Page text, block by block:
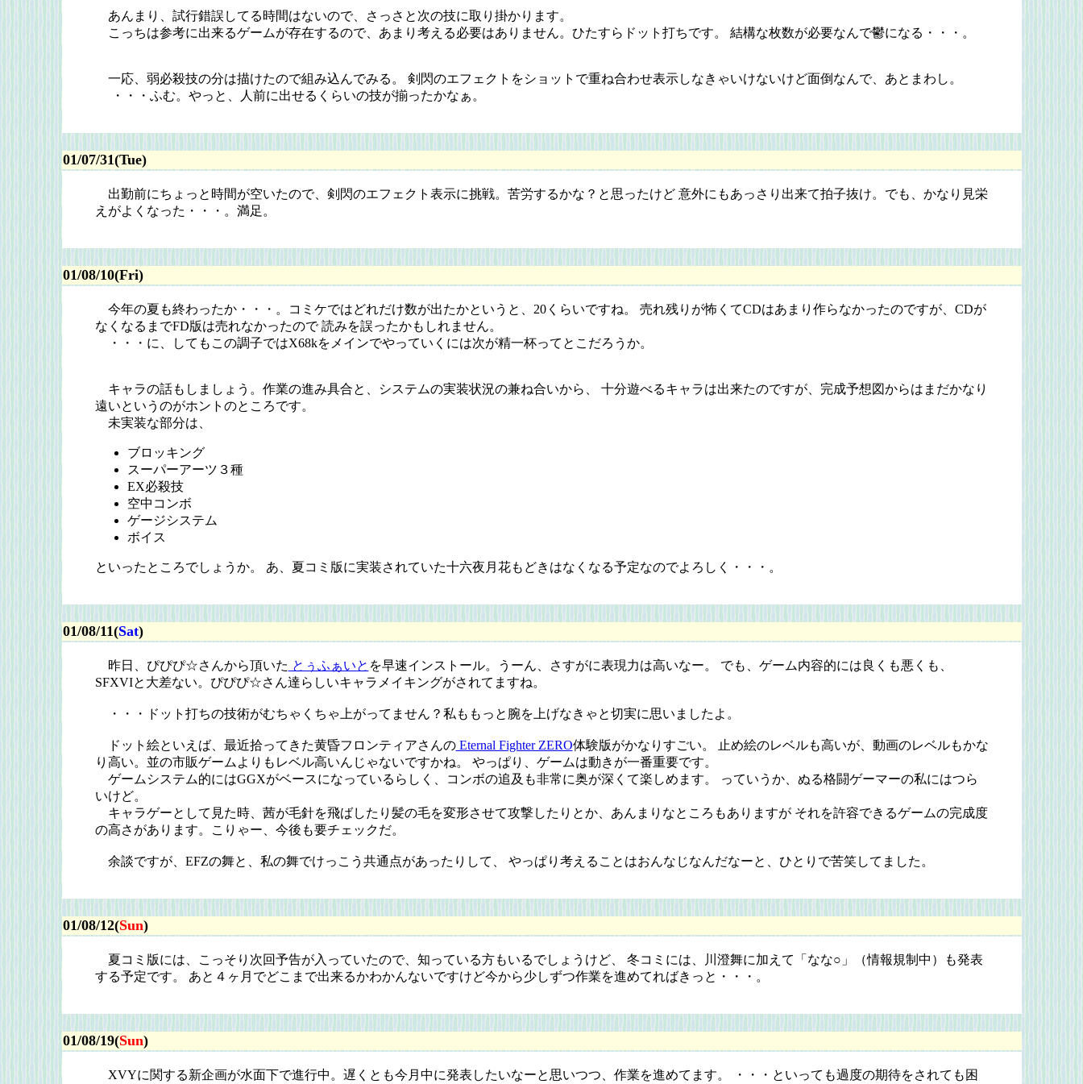
あんまり、試行錯誤してる時間はないので、さっさと次の技に取り掛かります。
こっちは参考に出来るゲームが存在するので、あまり考える必要はありません。ひたすらドット打ちです。 結構な枚数が必要なんで鬱になる・・・。
一応、弱必殺技の分は描けたので組み込んでみる。 剣閃のエフェクトをショットで重ね合わせ表示しなきゃいけないけど面倒なんで、あとまわし。
・・・ふむ。やっと、人前に出せるくらいの技が揃ったかなぁ。
01/07/31(Tue)
出勤前にちょっと時間が空いたので、剣閃のエフェクト表示に挑戦。苦労するかな？と思ったけど 意外にもあっさり出来て拍子抜け。でも、かなり見栄
えがよくなった・・・。満足。
01/08/10(Fri)
今年の夏も終わったか・・・。コミケではどれだけ数が出たかというと、20くらいですね。 売れ残りが怖くてCDはあまり作らなかったのですが、CDが
なくなるまでFD版は売れなかったので 読みを誤ったかもしれません。
・・・に、してもこの調子ではX68kをメインでやっていくには次が精一杯ってとこだろうか。
キャラの話もしましょう。作業の進み具合と、システムの実装状況の兼ね合いから、 十分遊べるキャラは出来たのですが、完成予想図からはまだかなり
遠いというのがホントのところです。
未実装な部分は、
ブロッキング
スーパーアーツ３種
EX必殺技
空中コンボ
ゲージシステム
ボイス
といったところでしょうか。 あ、夏コミ版に実装されていた十六夜月花もどきはなくなる予定なのでよろしく・・・。
01/08/11(Sat)
昨日、ぴぴぴ☆さんから頂いた とぅふぁいと を早速インストール。うーん、さすがに表現力は高いなー。 でも、ゲーム内容的には良くも悪くも、
SFXVIと大差ない。ぴぴぴ☆さん達らしいキャラメイキングがされてますね。
・・・ドット打ちの技術がむちゃくちゃ上がってません？私ももっと腕を上げなきゃと切実に思いましたよ。
ドット絵といえば、最近拾ってきた黄昏フロンティアさんのEternal Fighter ZERO体験版がかなりすごい。 止め絵のレベルも高いが、動画のレベルもかな
り高い。並の市販ゲームよりもレベル高いんじゃないですかね。 やっぱり、ゲームは動きが一番重要です。
ゲームシステム的にはGGXがベースになっているらしく、コンボの追及も非常に奥が深くて楽しめます。 っていうか、ぬる格闘ゲーマーの私にはつら
いけど。
キャラゲーとして見た時、茜が毛針を飛ばしたり髪の毛を変形させて攻撃したりとか、あんまりなところもありますが それを許容できるゲームの完成度
の高さがあります。こりゃー、今後も要チェックだ。
余談ですが、EFZの舞と、私の舞でけっこう共通点があったりして、 やっぱり考えることはおんなじなんだなーと、ひとりで苦笑してました。
01/08/12(Sun)
夏コミ版には、こっそり次回予告が入っていたので、知っている方もいるでしょうけど、 冬コミには、川澄舞に加えて「なな○」（情報規制中）も発表
する予定です。 あと４ヶ月でどこまで出来るかわかんないですけど今から少しずつ作業を進めてればきっと・・・。
01/08/19(Sun)
XVYに関する新企画が水面下で進行中。遅くとも今月中に発表したいなーと思いつつ、作業を進めてます。 ・・・といっても過度の期待をされても困